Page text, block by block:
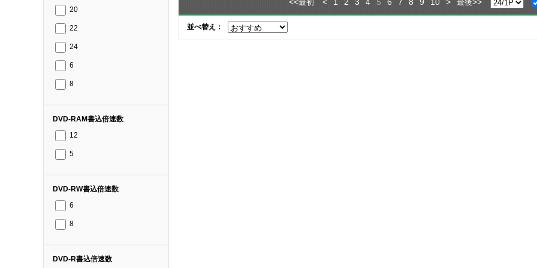
20
22
24
6
8
DVD-RAM書込倍速数
12
5
DVD-RW書込倍速数
6
8
DVD-R書込倍速数
<<最初 < 1 2 3 4 5 6 7 8 9 10 > 最後>>
並べ替え：